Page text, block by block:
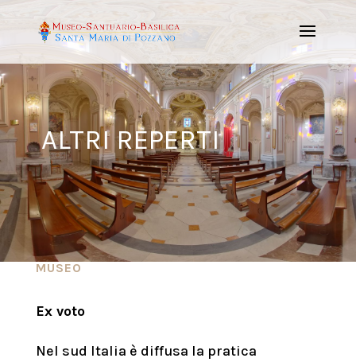
ALTRI REPERTI
MUSEO
Ex voto
Nel sud Italia è diffusa la pratica